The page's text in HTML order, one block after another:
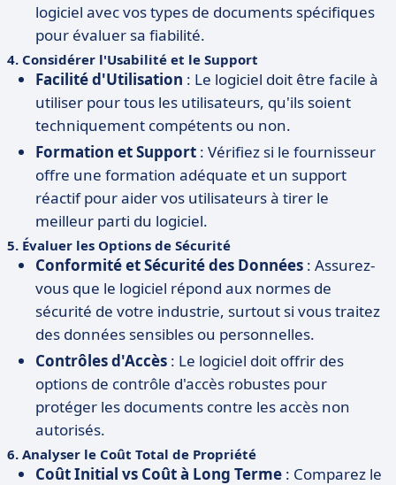
logiciel avec vos types de documents spécifiques
pour évaluer sa fiabilité.
4. Considérer l'Usabilité et le Support
Facilité d'Utilisation : Le logiciel doit être facile à
utiliser pour tous les utilisateurs, qu'ils soient
techniquement compétents ou non.
Formation et Support : Vérifiez si le fournisseur
offre une formation adéquate et un support
réactif pour aider vos utilisateurs à tirer le
meilleur parti du logiciel.
5. Évaluer les Options de Sécurité
Conformité et Sécurité des Données : Assurez-
vous que le logiciel répond aux normes de
sécurité de votre industrie, surtout si vous traitez
des données sensibles ou personnelles.
Contrôles d'Accès : Le logiciel doit offrir des
options de contrôle d'accès robustes pour
protéger les documents contre les accès non
autorisés.
6. Analyser le Coût Total de Propriété
Coût Initial vs Coût à Long Terme : Comparez le